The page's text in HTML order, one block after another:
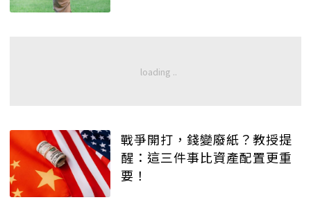
戰爭開打，錢變廢紙？教授提
醒：這三件事比資產配置更重
要！